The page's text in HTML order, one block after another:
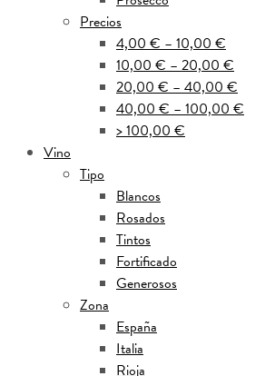
Precios
4,00 € – 10,00 €
10,00 € – 20,00 €
20,00 € – 40,00 €
40,00 € – 100,00 €
> 100,00 €
Vino
Tipo
Blancos
Rosados
Tintos
Fortificado
Generosos
Zona
España
Italia
Rioja